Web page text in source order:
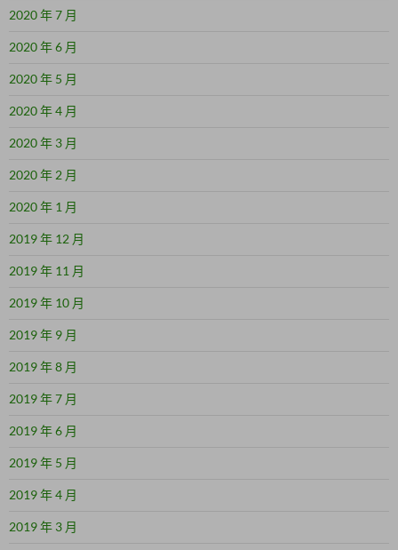
2020 年 7 月
2020 年 6 月
2020 年 5 月
2020 年 4 月
2020 年 3 月
2020 年 2 月
2020 年 1 月
2019 年 12 月
2019 年 11 月
2019 年 10 月
2019 年 9 月
2019 年 8 月
2019 年 7 月
2019 年 6 月
2019 年 5 月
2019 年 4 月
2019 年 3 月